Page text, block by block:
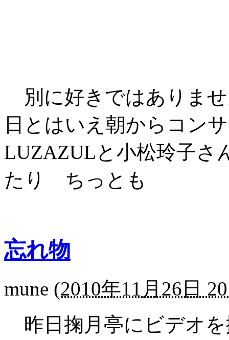
別に好きではありま
日とはいえ朝からコン
LUZAZULと小松玲子さ
たり ちっとも
忘れ物
mune (2010年11月26日
昨日掬月亭にビデオ